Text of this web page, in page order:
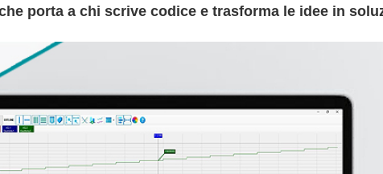
porta a chi scrive codice e trasforma le idee in